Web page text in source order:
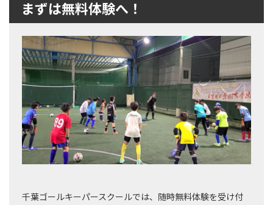
まずは無料体験へ！
千葉ゴールキーパースクールでは、随時無料体験を受け付